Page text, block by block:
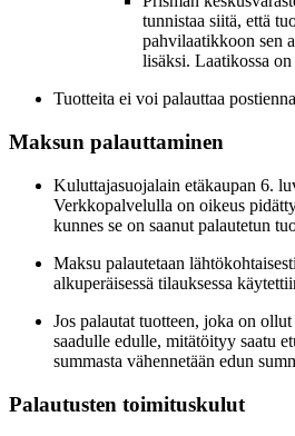
tunnistaa siitä, että
pahvilaatikkoon sen
lisäksi. Laatikossa
Tuotteita ei voi palauttaa
Maksun palauttaminen
Kuluttajasuojalain etäkaupan 6.
Verkkopalvelulla on oikeus
kunnes se on saanut palautetun
Maksu palautetaan
alkuperäisessä tilauksessa
Jos palautat tuotteen, joka on
saadulle edulle, mitätöityy saatu
summasta vähennetään edun
Palautusten toimituskulut